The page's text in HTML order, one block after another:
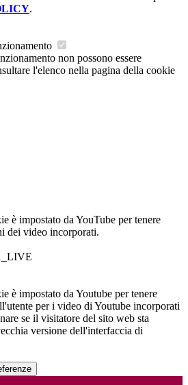
.
non possono essere
l'elenco nella pagina della cookie
è impostato da YouTube per tenere
dei video incorporati.
è impostato da Youtube per tenere
per i video di Youtube incorporati
se il visitatore del sito web sta
versione dell'interfaccia di